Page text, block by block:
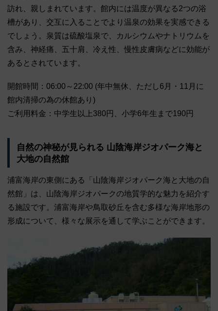
訪れ、親しまれています。館内には温度が異なる2つの浴
槽があり、交互に入ることでより温泉の効果を実感できる
でしょう。泉質は硫酸塩泉で、カルシウムやナトリウムを
含み、神経痛、五十肩、冷え性、慢性皮膚病などに効能が
あるとされています。
開館時間：06:00～22:00 (年中無休、ただし6月・11月に
館内清掃の為の休館あり)
ご利用料金：中学生以上380円、小学6年生まで190円
自然の神秘が見られる 山陰海岸ジオパーク海と
大地の自然館
浦富海岸の東側にある「山陰海岸ジオパーク海と大地の自
然館」は、山陰海岸ジオパークの地質学的な魅力を紹介す
る施設です。浦富海岸や鳥取砂丘を含む多様な海岸地形の
形成について、様々な展示を通して学ぶことができます。